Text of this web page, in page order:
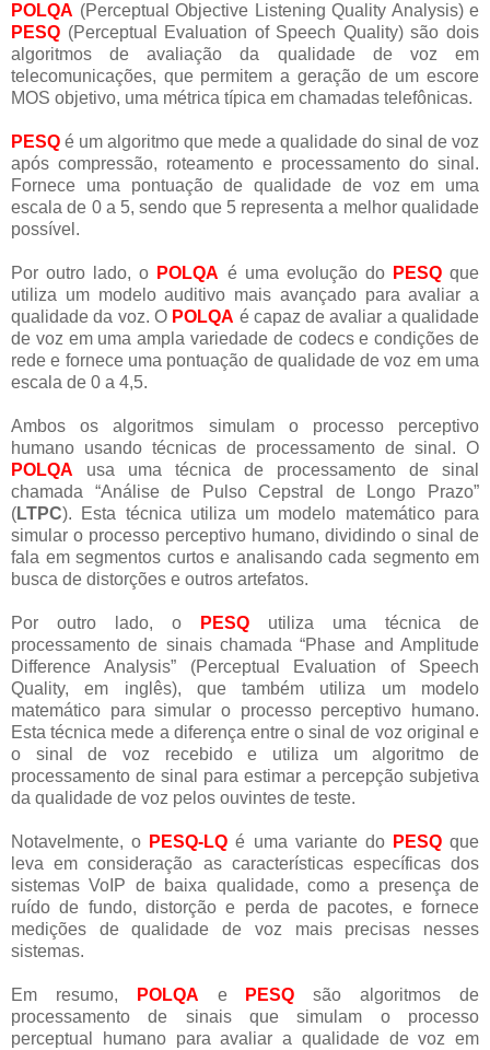
POLQA (Perceptual Objective Listening Quality Analysis) e
PESQ (Perceptual Evaluation of Speech Quality) são dois
algoritmos de avaliação da qualidade de voz em
telecomunicações, que permitem a geração de um escore
MOS objetivo, uma métrica típica em chamadas telefônicas.
PESQ é um algoritmo que mede a qualidade do sinal de voz
após compressão, roteamento e processamento do sinal.
Fornece uma pontuação de qualidade de voz em uma
escala de 0 a 5, sendo que 5 representa a melhor qualidade
possível.
Por outro lado, o POLQA é uma evolução do PESQque
utiliza um modelo auditivo mais avançado para avaliar a
qualidade da voz. O POLQA é capaz de avaliar a qualidade
de voz em uma ampla variedade de codecs e condições de
rede e fornece uma pontuação de qualidade de voz em uma
escala de 0 a 4,5.
Ambos os algoritmos simulam o processo perceptivo
humano usando técnicas de processamento de sinal. O
POLQA usa uma técnica de processamento de sinal
chamada “Análise de Pulso Cepstral de Longo Prazo”
(LTPC).
Esta técnica utiliza um modelo matemático para
simular o processo perceptivo humano, dividindo o sinal de
fala em segmentos curtos e analisando cada segmento em
busca de distorções e outros artefatos.
Por outro lado, o PESQ utiliza uma técnica de
processamento de sinais chamada “Phase and Amplitude
Difference Analysis” (Perceptual Evaluation of Speech
Quality, em inglês), que também utiliza um modelo
matemático para simular o processo perceptivo humano.
Esta técnica mede a diferença entre o sinal de voz original e
o sinal de voz recebido e utiliza um algoritmo de
processamento de sinal para estimar a percepção subjetiva
da qualidade de voz pelos ouvintes de teste.
Notavelmente, o PESQ-LQ é uma variante do PESQque
leva em consideração as características específicas dos
sistemas VoIP de baixa qualidade, como a presença de
ruído de fundo, distorção e perda de pacotes, e fornece
medições de qualidade de voz mais precisas nesses
sistemas.
Em resumo, POLQA e PESQ são algoritmos de
processamento de sinais que simulam o processo
perceptual humano para avaliar a qualidade de voz em